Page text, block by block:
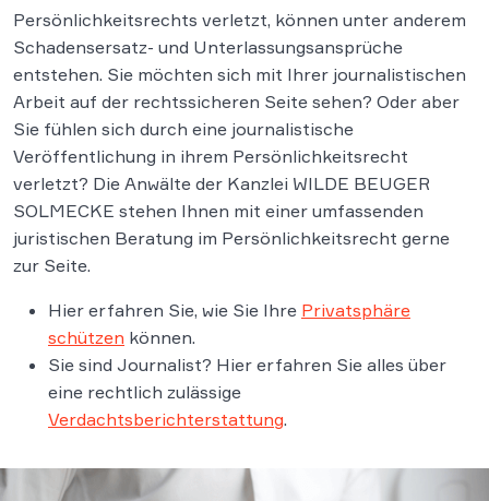
Persönlichkeitsrechts verletzt, können unter anderem
Schadensersatz- und Unterlassungsansprüche
entstehen. Sie möchten sich mit Ihrer journalistischen
Arbeit auf der rechtssicheren Seite sehen? Oder aber
Sie fühlen sich durch eine journalistische
Veröffentlichung in ihrem Persönlichkeitsrecht
verletzt? Die Anwälte der Kanzlei WILDE BEUGER
SOLMECKE stehen Ihnen mit einer umfassenden
juristischen Beratung im Persönlichkeitsrecht gerne
zur Seite.
Hier erfahren Sie, wie Sie Ihre Privatsphäre
schützen können.
Sie sind Journalist? Hier erfahren Sie alles über
eine rechtlich zulässige
Verdachtsberichterstattung.